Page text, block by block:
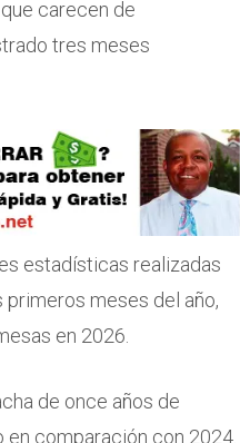
carecen de
tres meses
estadísticas realizadas
meses del año,
en 2026.
de once años de
comparación con 2024.